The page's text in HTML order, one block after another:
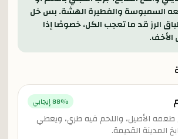
السمبوسة والفطيرة الهشة. بس خل
الرز قد ما تعجب الكل، خصوصًا إذا
الأخف.
88% إيجابي
الأصيل، واللحم فيه طري، ويعطي
القديمة.